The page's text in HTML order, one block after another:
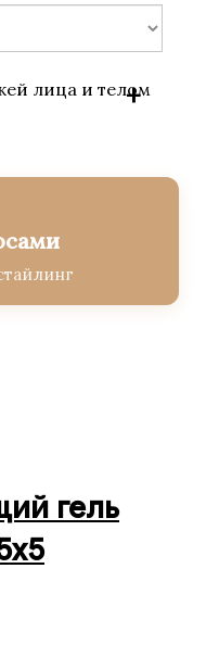
лица и телом
гель